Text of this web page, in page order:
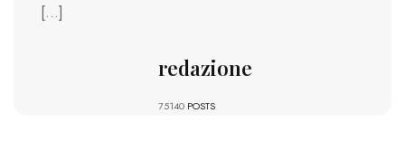
[…]
redazione
75140 POSTS